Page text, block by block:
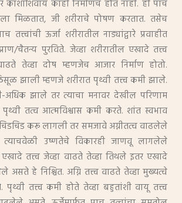
काही निर्माणच होत नाही. ही पाच
मिळतात, जी शरीराचे पोषण करतात. तसेच
तत्त्वांची ऊर्जा शरीरातील नाड्यांद्वारे प्रवाहीत
चैतन्य पुरविते. जेव्हा शरीरातील एखादे तत्त्व
तेव्हा दोष म्हणजेच आजार निर्माण होतो.
झाली म्हणजे शरीरात पृथ्वी तत्त्व कमी झाले.
अधिक झाले तर त्याचा मनावर देखील परिणाम
तत्व आत्मविश्वास कमी करते. शांत स्वभाव
करू लागली तर समजावे अग्नीतत्व वाढलेले
त्याचवेळी उष्णतेचे विकारही जाणवू लागलेले
तत्त्व जेव्हा वाढते तेव्हा तिथले इतर एखादे
असते हे निश्चित. अग्नि तत्त्व वाढते तेव्हा मुख्यत्वे
तत्त्व कमी होते तेव्हा बहुतांशी वायू तत्त्व